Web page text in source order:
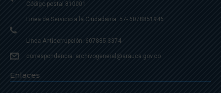
Código postal 810001
Linea de Servicio a la Ciudadania: 57- 6078851946
Linea Anticorrupción: 607885 3374
correspondencia: archivogeneral@arauca.gov.co
Enlaces